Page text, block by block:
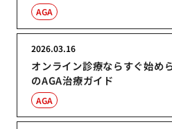
AGA
オンライン診療ならすぐ始め
のAGA治療ガイド
2026.03.16
AGA